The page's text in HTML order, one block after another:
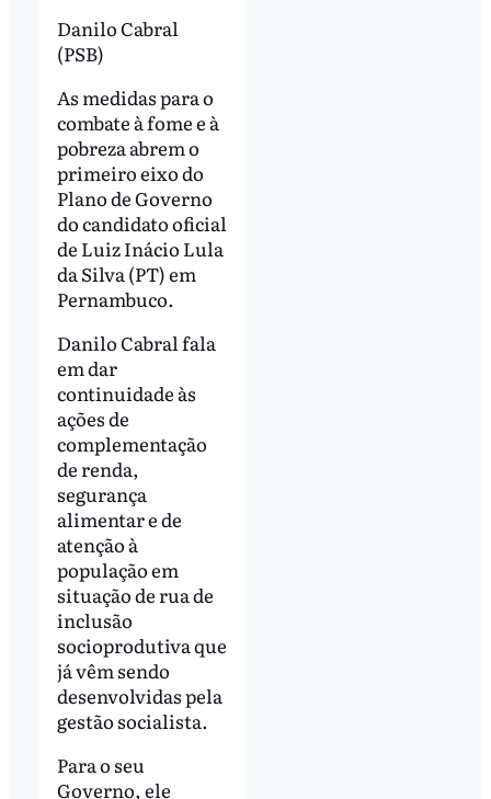
Danilo Cabral
(PSB)
As medidas para o
combate à fome e à
pobreza abrem o
primeiro eixo do
Plano de Governo
do candidato oficial
de Luiz Inácio Lula
da Silva (PT) em
Pernambuco.
Danilo Cabral fala
em dar
continuidade às
ações de
complementação
de renda,
segurança
alimentar e de
atenção à
população em
situação de rua de
inclusão
socioprodutiva que
já vêm sendo
desenvolvidas pela
gestão socialista.
Para o seu
Governo, ele